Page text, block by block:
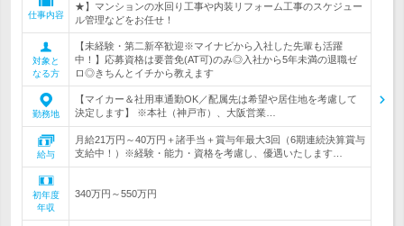
仕事内容
★】マンションの水回り工事や内装リフォーム工事のスケジュー
ル管理などをお任せ！
対象と
なる方
【未経験・第二新卒歓迎※マイナビから入社した先輩も活躍
中！】応募資格は要普免(AT可)のみ◎入社から5年未満の退職ゼ
ロ◎きちんとイチから教えます
勤務地
【マイカー＆社用車通勤OK／配属先は希望や居住地を考慮して
決定します】 ※本社（神戸市）、大阪営業…
給与
月給21万円～40万円＋諸手当＋賞与年最大3回（6期連続決算賞与
支給中！）※経験・能力・資格を考慮し、優遇いたします…
初年度
年収
340万円～550万円